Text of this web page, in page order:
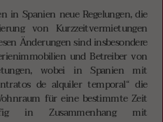
in Spanien neue Regelungen, die
von Kurzzeitvermietungen
Änderungen sind insbesondere
und Betreiber von
wobei in Spanien mit
de alquiler temporal“ die
für eine bestimmte Zeit
in Zusammenhang mit